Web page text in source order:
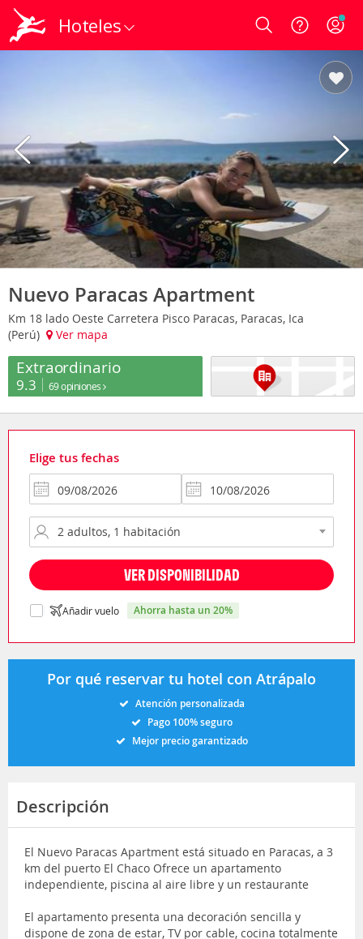
Hoteles Login
Nuevo Paracas Apartment
Km 18 lado Oeste Carretera Pisco Paracas, Paracas, Ica
(Perú)
Ver mapa
Extraordinario
9.3 69 opiniones
Elige tus fechas
VER DISPONIBILIDAD
Añadir vuelo ahorra hasta un 20%
Por qué reservar tu hotel con Atrápalo
Atención personalizada
Pago 100% seguro
Mejor precio garantizado
Descripción
El Nuevo Paracas Apartment está situado en Paracas, a 3
km del puerto El Chaco Ofrece un apartamento
independiente, piscina al aire libre y un restaurante
El apartamento presenta una decoración sencilla y
dispone de zona de estar, TV por cable, cocina totalmente